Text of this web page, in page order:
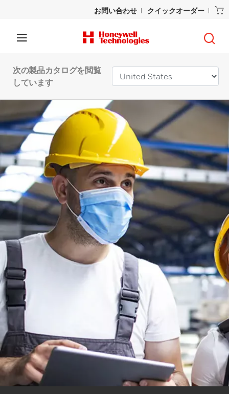
お問い合わせ クイックオーダー
次の製品カタログを閲覧
しています